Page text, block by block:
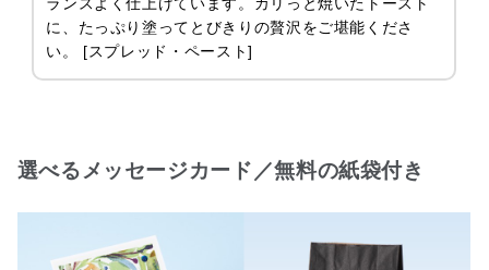
に、たっぷり塗ってとびきりの贅沢をご堪能くださ
い。 [スプレッド・ペースト]
選べるメッセージカード／無料の紙袋付き